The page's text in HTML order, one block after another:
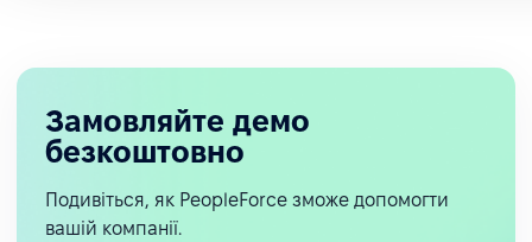
Замовляйте демо
безкоштовно
Подивіться, як PeopleForce зможе допомогти
вашій компанії.